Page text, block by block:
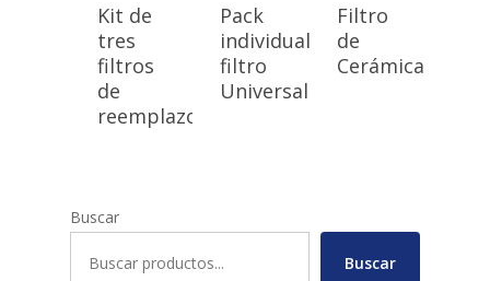
Kit de
tres
filtros
de
reemplazo
Pack
individual
filtro
Universal
Filtro
de
Cerámica
Buscar
Buscar